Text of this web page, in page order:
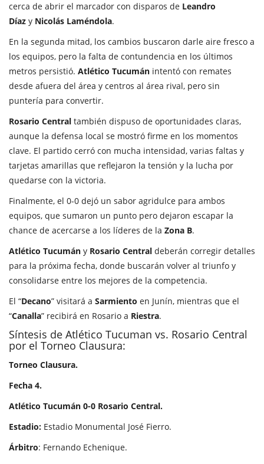
cerca de abrir el marcador con disparos de Leandro
Díaz y Nicolás Laméndola.
En la segunda mitad, los cambios buscaron darle aire fresco a
los equipos, pero la falta de contundencia en los últimos
metros persistió. Atlético Tucumán intentó con remates
desde afuera del área y centros al área rival, pero sin
puntería para convertir.
Rosario Central también dispuso de oportunidades claras,
aunque la defensa local se mostró firme en los momentos
clave. El partido cerró con mucha intensidad, varias faltas y
tarjetas amarillas que reflejaron la tensión y la lucha por
quedarse con la victoria.
Finalmente, el 0-0 dejó un sabor agridulce para ambos
equipos, que sumaron un punto pero dejaron escapar la
chance de acercarse a los líderes de la Zona B.
Atlético Tucumán y Rosario Central deberán corregir detalles
para la próxima fecha, donde buscarán volver al triunfo y
consolidarse entre los mejores de la competencia.
El “Decano” visitará a Sarmiento en Junín, mientras que el
“Canalla” recibirá en Rosario a Riestra.
Síntesis de Atlético Tucuman vs. Rosario Central
por el Torneo Clausura:
Torneo Clausura.
Fecha 4.
Atlético Tucumán 0-0 Rosario Central.
Estadio: Estadio Monumental José Fierro.
Árbitro: Fernando Echenique.